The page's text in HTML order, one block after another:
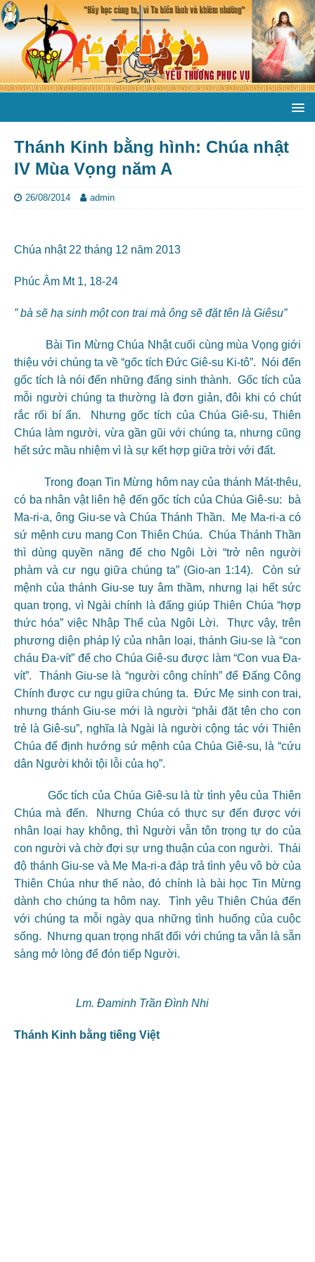
Thánh Kinh bằng hình: Chúa nhật
IV Mùa Vọng năm A
26/08/2014 admin
Chúa nhật 22 tháng 12 năm 2013
Phúc Âm Mt 1, 18-24
” bà sẽ hạ sinh một con trai mà ông sẽ đặt tên là Giêsu”
Bài Tin Mừng Chúa Nhật cuối cùng mùa Vọng giới
thiệu với chúng ta về “gốc tích Đức Giê-su Ki-tô”. Nói đến
gốc tích là nói đến những đấng sinh thành. Gốc tích của
mỗi người chúng ta thường là đơn giản, đôi khi có chút
rắc rối bí ẩn. Nhưng gốc tích của Chúa Giê-su, Thiên
Chúa làm người, vừa gần gũi với chúng ta, nhưng cũng
hết sức mầu nhiệm vì là sự kết hợp giữa trời với đất.
Trong đoạn Tin Mừng hôm nay của thánh Mát-thêu,
có ba nhân vật liên hệ đến gốc tích của Chúa Giê-su: bà
Ma-ri-a, ông Giu-se và Chúa Thánh Thần. Mẹ Ma-ri-a có
sứ mệnh cưu mang Con Thiên Chúa. Chúa Thánh Thần
thì dùng quyền năng để cho Ngôi Lời “trở nên người
phàm và cư ngụ giữa chúng ta” (Gio-an 1:14). Còn sứ
mệnh của thánh Giu-se tuy âm thầm, nhưng lại hết sức
quan trọng, vì Ngài chính là đấng giúp Thiên Chúa “hợp
thức hóa” việc Nhập Thể của Ngôi Lời. Thực vậy, trên
phương diện pháp lý của nhân loại, thánh Giu-se là “con
cháu Đa-vít” để cho Chúa Giê-su được làm “Con vua Đa-
vít”. Thánh Giu-se là “người công chính” để Đấng Công
Chính được cư ngụ giữa chúng ta. Đức Mẹ sinh con trai,
nhưng thánh Giu-se mới là người “phải đặt tên cho con
trẻ là Giê-su”, nghĩa là Ngài là người cộng tác với Thiên
Chúa để định hướng sứ mệnh của Chúa Giê-su, là “cứu
dân Người khỏi tội lỗi của họ”.
Gốc tích của Chúa Giê-su là từ tình yêu của Thiên
Chúa mà đến. Nhưng Chúa có thực sự đến được với
nhân loại hay không, thì Người vẫn tôn trọng tự do của
con người và chờ đợi sự ưng thuận của con người. Thái
độ thánh Giu-se và Mẹ Ma-ri-a đáp trả tình yêu vô bờ của
Thiên Chúa như thế nào, đó chính là bài học Tin Mừng
dành cho chúng ta hôm nay. Tình yêu Thiên Chúa đến
với chúng ta mỗi ngày qua những tình huống của cuộc
sống. Nhưng quan trọng nhất đối với chúng ta vẫn là sẵn
sàng mở lòng để đón tiếp Người.
Lm. Đaminh Trần Đình Nhi
Thánh Kinh bằng tiếng Việt